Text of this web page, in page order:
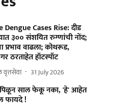
Dengue Cases Rise: दीड
३०० संशयित रुग्णांची नोंद;
प्रभाव वाढला; कोथरूड,
ठरताहेत हॉटस्पॉट
31 July 2026
साल फेकू नका, 'हे' आहेत
फायदे !